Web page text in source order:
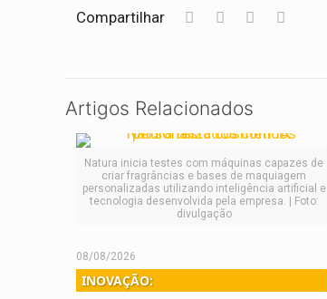
Compartilhar
Artigos Relacionados
Natura inicia testes com máquinas capazes de
criar fragrâncias e bases de maquiagem
personalizadas utilizando inteligência artificial e
tecnologia desenvolvida pela empresa. | Foto:
divulgação
08/08/2026
INOVAÇÃO: